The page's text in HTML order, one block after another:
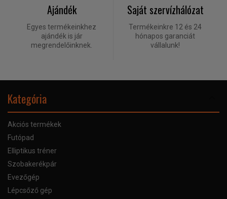
Ajándék
Egyes termékeinkhez
ajándék is jár
megrendelőinknek.
Saját szervízhálózat
Termékeinkre 12 és 24
hónapos garanciát
vállalunk!
Kategória
Akciós termékek
Futópad
Elliptikus tréner
Szobakerékpár
Evezőgép
Lépcsőző gép